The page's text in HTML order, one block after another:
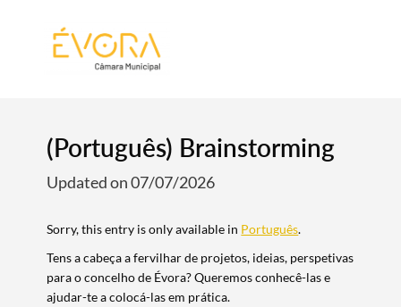
(Português) Brainstorming
Updated on 07/07/2026
Sorry, this entry is only available in Português.
Tens a cabeça a fervilhar de projetos, ideias, perspetivas
para o concelho de Évora? Queremos conhecê-las e
ajudar-te a colocá-las em prática.